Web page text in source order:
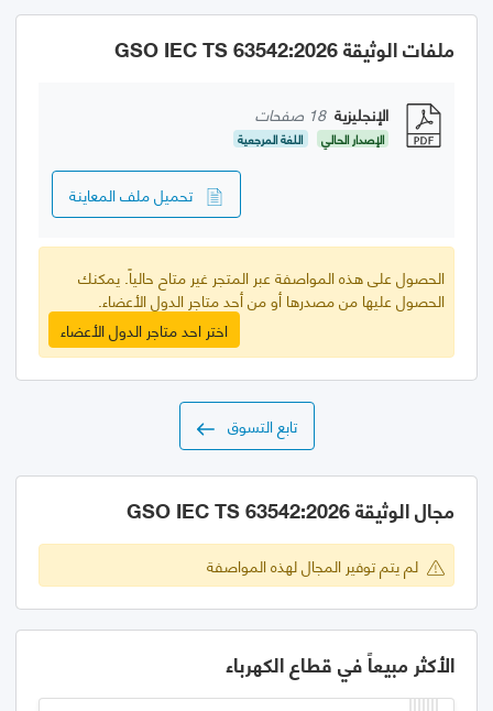
ملفات الوثيقة GSO IEC TS 63542:2026
الإنجليزية 18 صفحات
الإصدار الحالي اللغة المرجعية
تحميل ملف المعاينة
الحصول على هذه المواصفة عبر المتجر غير متاح حالياً. يمكنك
الحصول عليها من مصدرها أو من أحد متاجر الدول الأعضاء.
اختر احد متاجر الدول الأعضاء
تابع التسوق
مجال الوثيقة GSO IEC TS 63542:2026
لم يتم توفير المجال لهذه المواصفة
الأكثر مبيعاً في قطاع الكهرباء